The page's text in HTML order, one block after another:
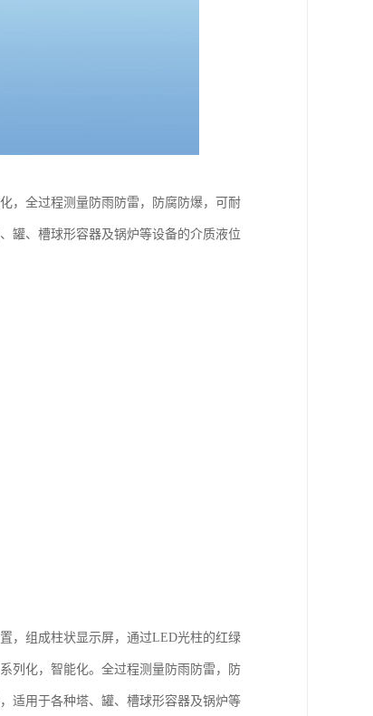
，全过程测量防雨防雷，防腐防爆，可耐
罐、槽球形容器及锅炉等设备的介质液位
，组成柱状显示屏，通过LED光柱的红绿
列化，智能化。全过程测量防雨防雷，防
适用于各种塔、罐、槽球形容器及锅炉等